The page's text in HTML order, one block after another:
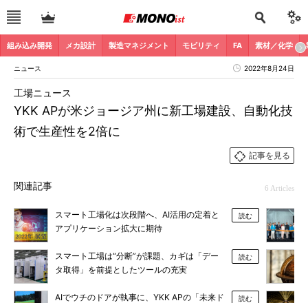
組み込み開発 メカ設計 製造マネジメント モビリティ FA 素材／化学
ニュース 2022年8月24日
YKK APが米ジョージア州に新工場建設、自動化技
術で生産性を2倍に
工場ニュース
記事を見る
関連記事 6 Articles
スマート工場化は次段階へ、AI活用の定着と
アプリケーション拡大に期待
読む
スマート工場は“分断”が課題、カギは「デー
タ取得」を前提としたツールの充実
読む
AIでウチのドアが執事に、YKK APの「未来ド
読む